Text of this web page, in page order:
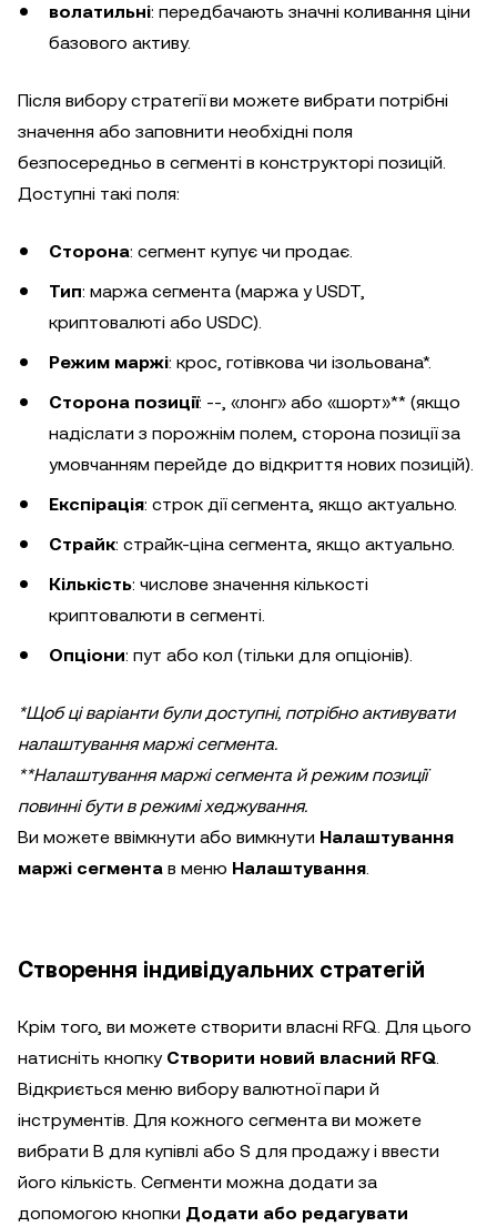
волатильні: передбачають значні коливання ціни
базового активу.
Після вибору стратегії ви можете вибрати потрібні
значення або заповнити необхідні поля
безпосередньо в сегменті в конструкторі позицій.
Доступні такі поля:
Сторона: сегмент купує чи продає.
Тип: маржа сегмента (маржа у USDT,
криптовалюті або USDC).
Режим маржі: крос, готівкова чи ізольована*.
Сторона позиції: --, «лонг» або «шорт»** (якщо
надіслати з порожнім полем, сторона позиції за
умовчанням перейде до відкриття нових позицій).
Експірація: строк дії сегмента, якщо актуально.
Страйк: страйк-ціна сегмента, якщо актуально.
Кількість: числове значення кількості
криптовалюти в сегменті.
Опціони: пут або кол (тільки для опціонів).
*Щоб ці варіанти були доступні, потрібно активувати
налаштування маржі сегмента.
**Налаштування маржі сегмента й режим позиції
повинні бути в режимі хеджування.
Ви можете ввімкнути або вимкнути Налаштування
маржі сегмента в меню Налаштування.
Створення індивідуальних стратегій
Крім того, ви можете створити власні RFQ. Для цього
натисніть кнопку Створити новий власний RFQ.
Відкриється меню вибору валютної пари й
інструментів. Для кожного сегмента ви можете
вибрати B для купівлі або S для продажу і ввести
його кількість. Сегменти можна додати за
допомогою кнопки Додати або редагувати